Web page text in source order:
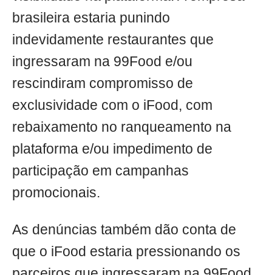
brasileira estaria punindo
indevidamente restaurantes que
ingressaram na 99Food e/ou
rescindiram compromisso de
exclusividade com o iFood, com
rebaixamento no ranqueamento na
plataforma e/ou impedimento de
participação em campanhas
promocionais.
As denúncias também dão conta de
que o iFood estaria pressionando os